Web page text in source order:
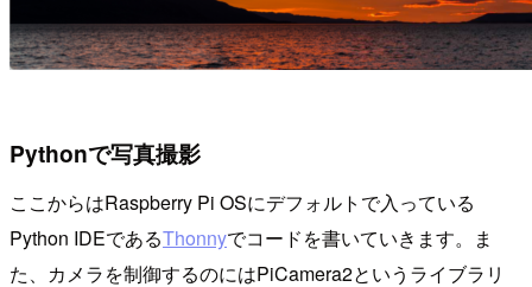
Pythonで写真撮影
ここからはRaspberry Pi OSにデフォルトで入っている
Python IDEであるThonnyでコードを書いていきます。ま
た、カメラを制御するのにはPiCamera2というライブラリ